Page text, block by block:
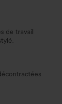
de travail